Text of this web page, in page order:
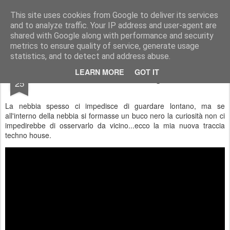
This site uses cookies from Google to deliver its services
and to analyze traffic. Your IP address and user-agent are
shared with Google along with performance and security
metrics to ensure quality of service, generate usage
statistics, and to detect and address abuse.
LEARN MORE GOT IT
Stefano Terraglia Creazioni
Pages
25 Hole in the fog
La nebbia spesso ci impedisce di guardare lontano, ma se
all'interno della nebbia si formasse un buco nero la curiosità non ci
impedirebbe di osservarlo da vicino...ecco la mia nuova traccia
techno house.